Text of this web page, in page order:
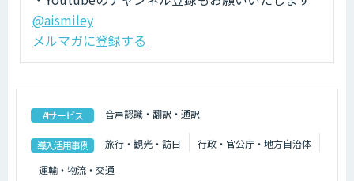
@aismiley
メルマガに登録する
AIサービス 音声認識・翻訳・通訳
導入活用事例 旅行・観光・訪日
行政・官公庁・地方自治体
運輸・物流・交通